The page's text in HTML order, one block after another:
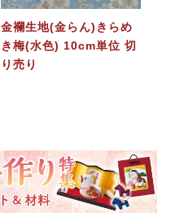
金襴生地(金らん)きらめ
き梅(水色) 10cm単位 切
り売り